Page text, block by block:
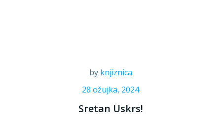
by knjiznica
28 ožujka, 2024
Sretan Uskrs!